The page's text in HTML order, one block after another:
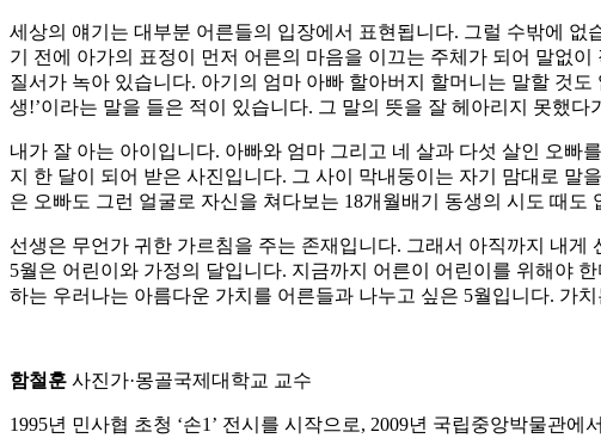
세상의 얘기는 대부분 어른들의 입장에서 표현됩니다. 그럴 수밖에
기 전에 아가의 표정이 먼저 어른의 마음을 이끄는 주체가 되어 말없
질서가 녹아 있습니다. 아기의 엄마 아빠 할아버지 할머니는 말할 것
생!’이라는 말을 들은 적이 있습니다. 그 말의 뜻을 잘 헤아리지 못했
내가 잘 아는 아이입니다. 아빠와 엄마 그리고 네 살과 다섯 살인 오빠
지 한 달이 되어 받은 사진입니다. 그 사이 막내둥이는 자기 맘대로
은 오빠도 그런 얼굴로 자신을 쳐다보는 18개월배기 동생의 시도 때도
선생은 무언가 귀한 가르침을 주는 존재입니다. 그래서 아직까지 내
5월은 어린이와 가정의 달입니다. 지금까지 어른이 어린이를 위해야
하는 우러나는 아름다운 가치를 어른들과 나누고 싶은 5월입니다. 가
함철훈 사진가·몽골국제대학교 교수
1995년 민사협 초청 ‘손1’ 전시를 시작으로, 2009년 국립중앙박물관에